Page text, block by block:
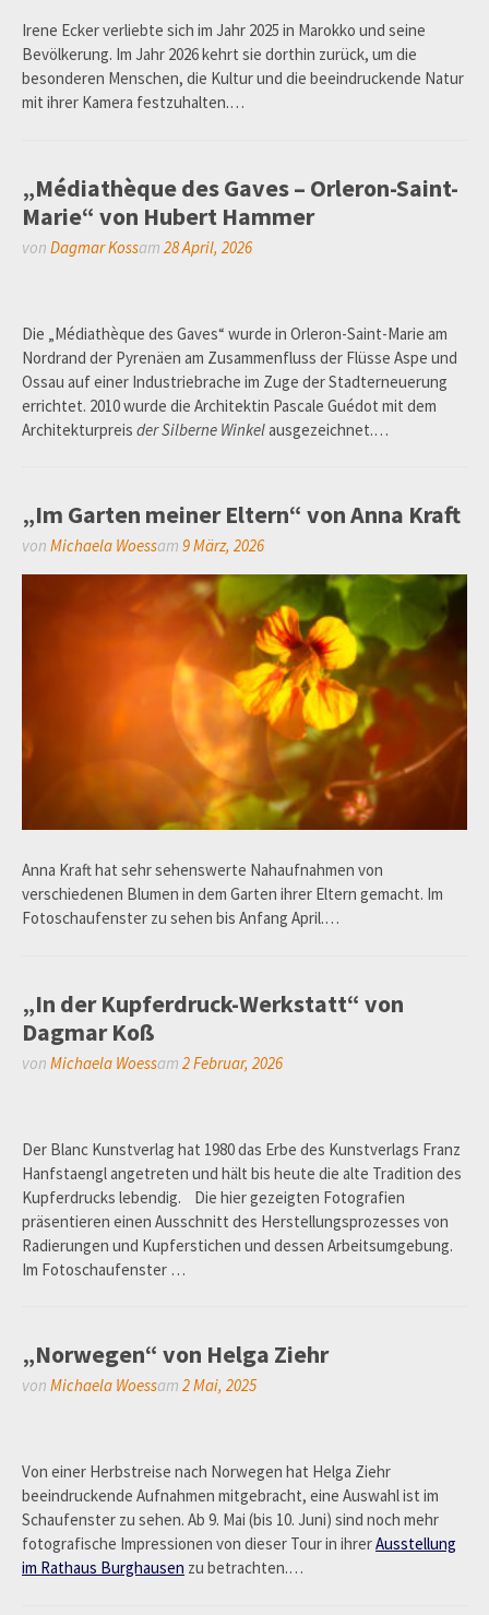
Irene Ecker verliebte sich im Jahr 2025 in Marokko und seine
Bevölkerung. Im Jahr 2026 kehrt sie dorthin zurück, um die
besonderen Menschen, die Kultur und die beeindruckende Natur
mit ihrer Kamera festzuhalten.…
„Médiathèque des Gaves – Orleron-Saint-
Marie“ von Hubert Hammer
von Dagmar Kossam 28 April, 2026
Die „Médiathèque des Gaves“ wurde in Orleron-Saint-Marie am
Nordrand der Pyrenäen am Zusammenfluss der Flüsse Aspe und
Ossau auf einer Industriebrache im Zuge der Stadterneuerung
errichtet. 2010 wurde die Architektin Pascale Guédot mit dem
Architekturpreis der Silberne Winkelausgezeichnet.…
„Im Garten meiner Eltern“ von Anna Kraft
von Michaela Woessam 9 März, 2026
Anna Kraft hat sehr sehenswerte Nahaufnahmen von
verschiedenen Blumen in dem Garten ihrer Eltern gemacht. Im
Fotoschaufenster zu sehen bis Anfang April.…
„In der Kupferdruck-Werkstatt“ von
Dagmar Koß
von Michaela Woessam 2 Februar, 2026
Der Blanc Kunstverlag hat 1980 das Erbe des Kunstverlags Franz
Hanfstaengl angetreten und hält bis heute die alte Tradition des
Kupferdrucks lebendig. Die hier gezeigten Fotografien
präsentieren einen Ausschnitt des Herstellungsprozesses von
Radierungen und Kupferstichen und dessen Arbeitsumgebung.
Im Fotoschaufenster …
„Norwegen“ von Helga Ziehr
von Michaela Woessam 2 Mai, 2025
Von einer Herbstreise nach Norwegen hat Helga Ziehr
beeindruckende Aufnahmen mitgebracht, eine Auswahl ist im
Schaufenster zu sehen. Ab 9. Mai (bis 10. Juni) sind noch mehr
fotografische Impressionen von dieser Tour in ihrerAusstellung
im Rathaus Burghausen zu betrachten.…